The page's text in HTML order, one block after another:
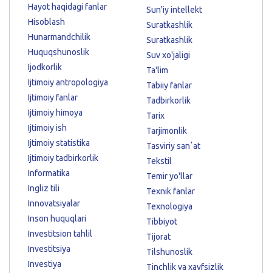
Hayot haqidagi fanlar
Hisoblash
Hunarmandchilik
Huquqshunoslik
Ijodkorlik
Ijtimoiy antropologiya
Ijtimoiy fanlar
Ijtimoiy himoya
Ijtimoiy ish
Ijtimoiy statistika
Ijtimoiy tadbirkorlik
Informatika
Ingliz tili
Innovatsiyalar
Inson huquqlari
Investitsion tahlil
Investitsiya
Investiya
Sun'iy intellekt
Suratkashlik
Suratkashlik
Suv xo'jaligi
Ta'lim
Tabiiy fanlar
Tadbirkorlik
Tarix
Tarjimonlik
Tasviriy sanʼat
Tekstil
Temir yo'llar
Texnik fanlar
Texnologiya
Tibbiyot
Tijorat
Tilshunoslik
Tinchlik va xavfsizlik